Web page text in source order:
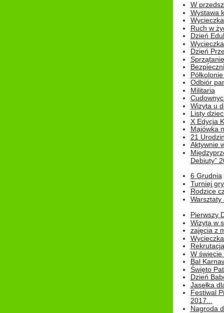
W
Wystawa
Ruch w
Dzień
Dzień
Odbiór
Militaria
Wizyta u
Listy
X Edycja
Majówka
21
Aktywnie
Debiuty”
6 Grudnia
Turniej
Rodzice
Warsztaty
Pierwszy
Wizyta w
zajęcia z
W świecie
Bal
Święto
Dzień
Jasełka
Festiwal
2017...
Nagroda